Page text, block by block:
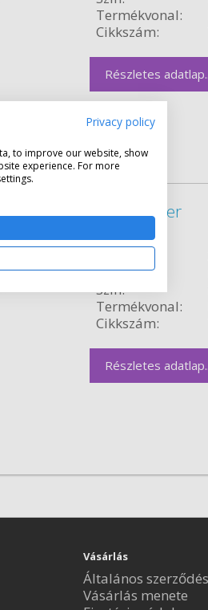
Termékvonal:
Cikkszám:
Részletes
T650H11E fekete toner
Garancia:
Kapacitás:
Kiszerelés:
Szín:
Termékvonal:
Cikkszám:
Részletes
Vásárlás
Általános
Vásárlás menete
Privacy policy
to improve our website, show
experience. For more